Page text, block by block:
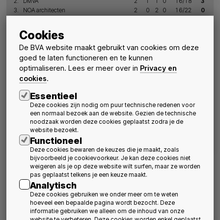
Cookies
De BVA website maakt gebruikt van cookies om deze
goed te laten functioneren en te kunnen
optimaliseren. Lees er meer over in Privacy en
cookies.
Essentieel
Deze cookies zijn nodig om puur technische redenen voor
een normaal bezoek aan de website. Gezien de technische
noodzaak worden deze cookies geplaatst zodra je de
website bezoekt.
Functioneel
Deze cookies bewaren de keuzes die je maakt, zoals
bijvoorbeeld je cookievoorkeur. Je kan deze cookies niet
weigeren als je op deze website wilt surfen, maar ze worden
pas geplaatst telkens je een keuze maakt.
Analytisch
Deze cookies gebruiken we onder meer om te weten
hoeveel een bepaalde pagina wordt bezocht. Deze
informatie gebruiken we alleen om de inhoud van onze
3.
NOA architecten 2 0 2 0 16/22 0
LAVA architecten
Comodo Architecten 1 18/19
Groep C GS W V G
Bogdan & Van Broeck
Jaspers-Eyers
GS W V G DS
A2O 2 2 0 0 10/4
A2D
BUUR
Resultaten eindronde